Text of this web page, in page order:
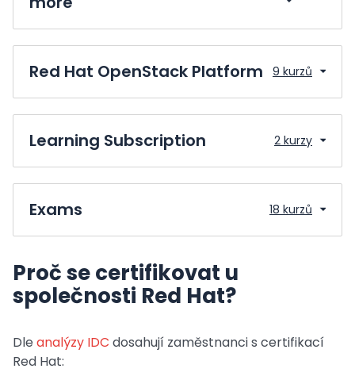
Red Hat OpenStack Platform 9 kurzů
Learning Subscription 2 kurzy
Exams 18 kurzů
Proč se certifikovat u
společnosti Red Hat?
Dle analýzy IDC dosahují zaměstnanci s certifikací
Red Hat: